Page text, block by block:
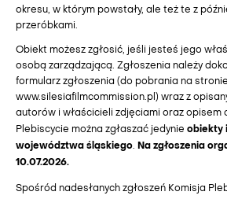
okresu, w którym powstały, ale też te z
przeróbkami.
Obiekt możesz zgłosić, jeśli jesteś jego
osobą zarządzającą. Zgłoszenia należy
formularz zgłoszenia (do pobrania na stronie
www.silesiafilmcommission.pl ) wraz z
autorów i właścicieli zdjęciami oraz opisem
Plebiscycie można zgłaszać jedynie obiekty
województwa śląskiego. Na zgłoszenia
10.07.2026.
Spośród nadesłanych zgłoszeń Komisja